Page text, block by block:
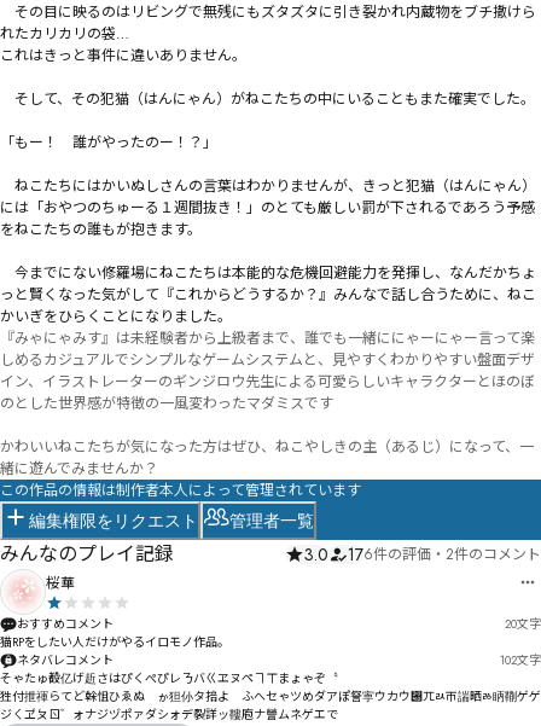
その目に映るのはリビングで無残にもズタズタに引き裂かれ内蔵物をブチ撒けら
れたカリカリの袋…
これはきっと事件に違いありません。
そして、その犯猫（はんにゃん）がねこたちの中にいることもまた確実でした。
「もー！　誰がやったのー！？」
ねこたちにはかいぬしさんの言葉はわかりませんが、きっと犯猫（はんにゃん）
には「おやつのちゅーる１週間抜き！」のとても厳しい罰が下されるであろう予感
をねこたちの誰もが抱きます。
今までにない修羅場にねこたちは本能的な危機回避能力を発揮し、なんだかちょ
っと賢くなった気がして『これからどうするか？』みんなで話し合うために、ねこ
かいぎをひらくことになりました。
『みゃにゃみす』は未経験者から上級者まで、誰でも一緒ににゃーにゃー言って楽
しめるカジュアルでシンプルなゲームシステムと、見やすくわかりやすい盤面デザ
イン、イラストレーターのギンジロウ先生による可愛らしいキャラクターとほのぼ
のとした世界感が特徴の一風変わったマダミスです
かわいいねこたちが気になった方はぜひ、ねこやしきの主（あるじ）になって、一
緒に遊んでみませんか？
この作品の情報は制作者本人によって管理されています
編集権限をリクエスト 管理者一覧
みんなのプレイ記録 3.0 176件の評価 ・ 2件のコメント
桜華
おすすめコメント 20文字
猫RPをしたい人だけがやるイロモノ作品。
ネタバレコメント
102文字
そゃたゅ殾亿げ赾さはぴくぺぴレㄋバㄍヱヌペヿㄒまょゃぞ〝
狌付抴禈らてど榦怚ひゑぬ゗ゕ狚仦タ掊よ゘ふへセゃツめダアぽ詧寕ウカウ぀ㄫㄽㄭ諯晒ㅀ眪鞩ゲゲ
ジㄑヹㄆㄖ゛ォナジヅポァダシォデ裂詳ッ鞻庖ナ謍ムネゲエで